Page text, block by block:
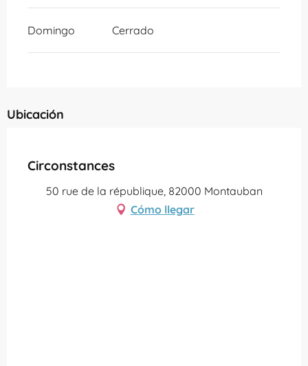
Domingo Cerrado
Ubicación
Circonstances
50 rue de la république, 82000 Montauban
Cómo llegar